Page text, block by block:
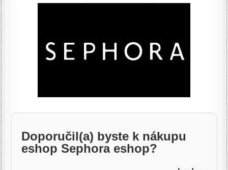
Doporučil(a) byste k nákupu
eshop Sephora eshop?